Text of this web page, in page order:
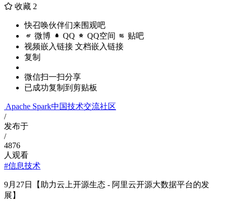
收藏 2
快召唤伙伴们来围观吧
微博 QQ QQ空间 贴吧
视频嵌入链接 文档嵌入链接
复制
微信扫一扫分享
已成功复制到剪贴板
Apache Spark中国技术交流社区
/
发布于
/
4876
人观看
#信息技术
9月27日【助力云上开源生态 - 阿里云开源大数据平台的发
展】